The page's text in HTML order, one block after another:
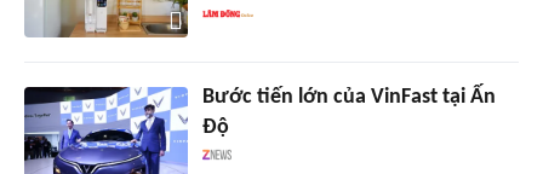
Bước tiến lớn của VinFast tại Ấn
Độ